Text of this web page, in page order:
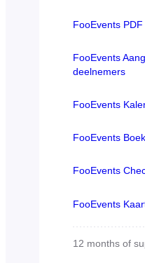
FooEvents
FooEvents
deelnemers
FooEvents
FooEvents
FooEvents
FooEvents
12 months of